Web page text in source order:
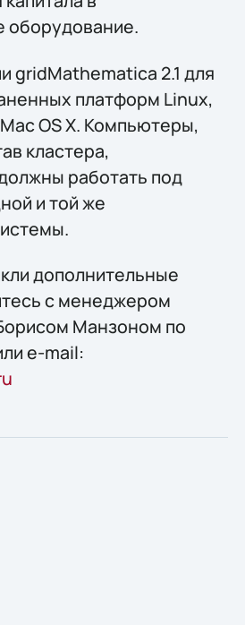
оборудование.
gridMathematica 2.1 для
платформ Linux,
OS X. Компьютеры,
кластера,
работать под
и той же
дополнительные
с менеджером
Манзоном по
e-mail: